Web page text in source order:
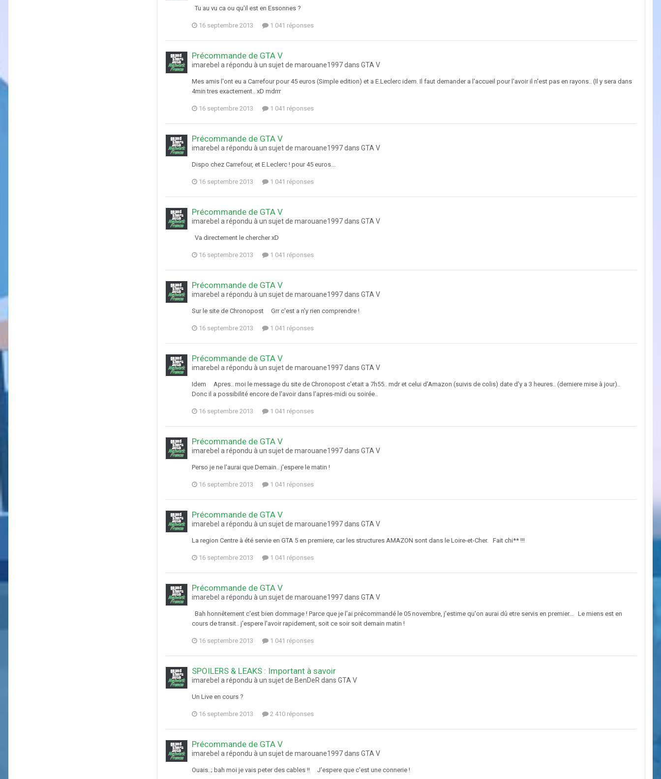
Tu au vu ca ou qu'il est en Essonnes ?
16 septembre 2013 1 041 réponses
Précommande de GTA V
imarebel a répondu à un sujet de marouane1997 dans GTA V
Mes amis l'ont eu a Carrefour pour 45 euros (Simple edition) et a E.Leclerc idem. Il faut demander a l'accueil pour l'avoir il n'est pas en rayons.. (Il y sera dans
4min tres exactement.. xD mdrrr
16 septembre 2013 1 041 réponses
Précommande de GTA V
imarebel a répondu à un sujet de marouane1997 dans GTA V
Dispo chez Carrefour, et E.Leclerc ! pour 45 euros...
16 septembre 2013 1 041 réponses
Précommande de GTA V
imarebel a répondu à un sujet de marouane1997 dans GTA V
Va directement le chercher xD
16 septembre 2013 1 041 réponses
Précommande de GTA V
imarebel a répondu à un sujet de marouane1997 dans GTA V
Sur le site de Chronopost Grr c'est a n'y rien comprendre !
16 septembre 2013 1 041 réponses
Précommande de GTA V
imarebel a répondu à un sujet de marouane1997 dans GTA V
Idem Apres.. moi le message du site de Chronopost c'etait a 7h55.. mdr et celui d'Amazon (suivis de colis) date d'y a 3 heures.. (derniere mise à jour)..
Donc il a possibilité encore de l'avoir dans l'apres-midi ou soirée..
16 septembre 2013 1 041 réponses
Précommande de GTA V
imarebel a répondu à un sujet de marouane1997 dans GTA V
Perso je ne l'aurai que Demain.. j'espere le matin !
16 septembre 2013 1 041 réponses
Précommande de GTA V
imarebel a répondu à un sujet de marouane1997 dans GTA V
La region Centre à été servie en GTA 5 en premiere, car les structures AMAZON sont dans le Loire-et-Cher. Fait chi** !!!
16 septembre 2013 1 041 réponses
Précommande de GTA V
imarebel a répondu à un sujet de marouane1997 dans GTA V
Bah honnêtement c'est bien dommage ! Parce que je l'ai précommandé le 05 novembre, j'estime qu'on aurai dû etre servis en premier... Le miens est en
cours de transit.. j'espere l'avoir rapidement, soit ce soir soit demain matin !
16 septembre 2013 1 041 réponses
SPOILERS & LEAKS : Important à savoir
imarebel a répondu à un sujet de BenDeR dans GTA V
Un Live en cours ?
16 septembre 2013 2 410 réponses
Précommande de GTA V
imarebel a répondu à un sujet de marouane1997 dans GTA V
Ouais..; bah moi je vais peter des cables !! J'espere que c'est une connerie !